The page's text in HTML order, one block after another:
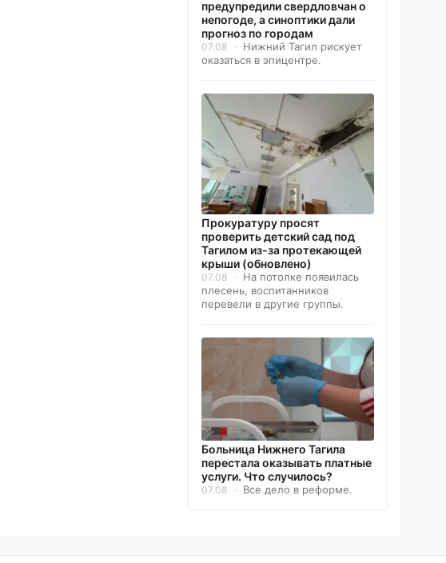
предупредили свердловчан о
непогоде, а синоптики дали
прогноз по городам
07.08
Нижний Тагил рискует
оказаться в эпицентре.
Прокуратуру просят
проверить детский сад под
Тагилом из-за протекающей
крыши (обновлено)
07.08
На потолке появилась
плесень, воспитанников
перевели в другие группы.
Больница Нижнего Тагила
перестала оказывать платные
услуги. Что случилось?
07.08 Все дело в реформе.